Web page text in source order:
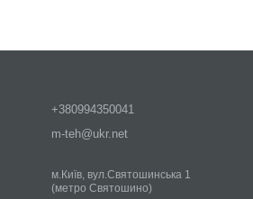
+380994350041
m-teh@ukr.net
м.Київ, вул.Святошинська 1
(метро Святошино)